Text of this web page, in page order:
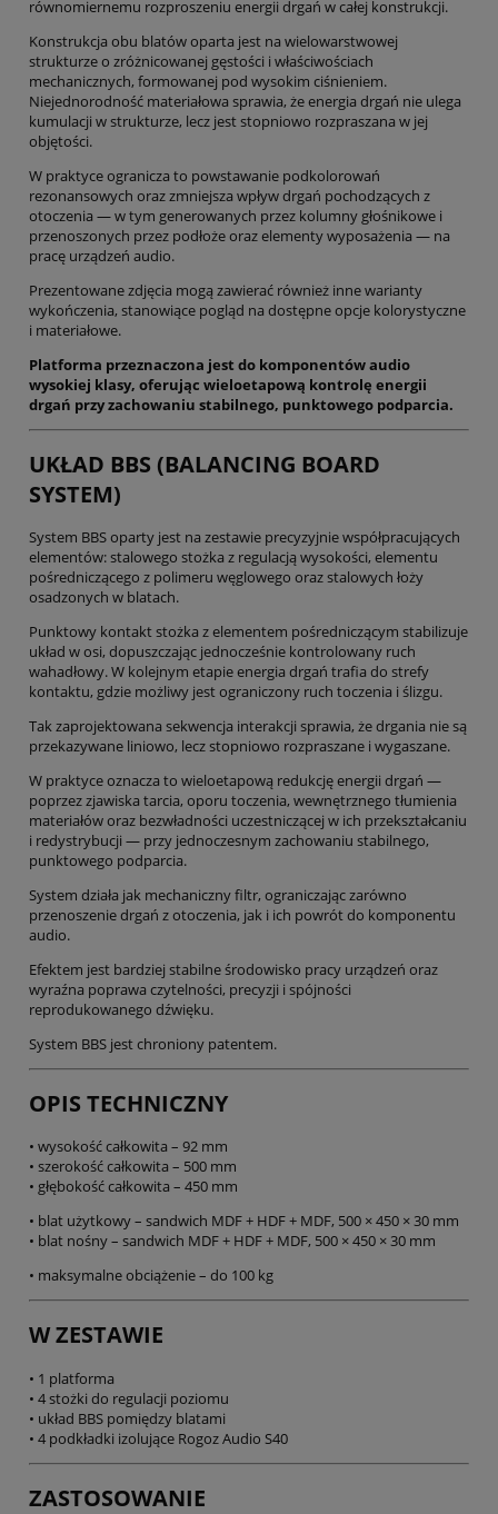
równomiernemu rozproszeniu energii drgań w całej konstrukcji.
Konstrukcja obu blatów oparta jest na wielowarstwowej
strukturze o zróżnicowanej gęstości i właściwościach
mechanicznych, formowanej pod wysokim ciśnieniem.
Niejednorodność materiałowa sprawia, że energia drgań nie ulega
kumulacji w strukturze, lecz jest stopniowo rozpraszana w jej
objętości.
W praktyce ogranicza to powstawanie podkolorowań
rezonansowych oraz zmniejsza wpływ drgań pochodzących z
otoczenia — w tym generowanych przez kolumny głośnikowe i
przenoszonych przez podłoże oraz elementy wyposażenia — na
pracę urządzeń audio.
Prezentowane zdjęcia mogą zawierać również inne warianty
wykończenia, stanowiące pogląd na dostępne opcje kolorystyczne
i materiałowe.
Platforma przeznaczona jest do komponentów audio
wysokiej klasy, oferując wieloetapową kontrolę energii
drgań przy zachowaniu stabilnego, punktowego podparcia.
UKŁAD BBS (BALANCING BOARD
SYSTEM)
System BBS oparty jest na zestawie precyzyjnie współpracujących
elementów: stalowego stożka z regulacją wysokości, elementu
pośredniczącego z polimeru węglowego oraz stalowych łoży
osadzonych w blatach.
Punktowy kontakt stożka z elementem pośredniczącym stabilizuje
układ w osi, dopuszczając jednocześnie kontrolowany ruch
wahadłowy. W kolejnym etapie energia drgań trafia do strefy
kontaktu, gdzie możliwy jest ograniczony ruch toczenia i ślizgu.
Tak zaprojektowana sekwencja interakcji sprawia, że drgania nie są
przekazywane liniowo, lecz stopniowo rozpraszane i wygaszane.
W praktyce oznacza to wieloetapową redukcję energii drgań —
poprzez zjawiska tarcia, oporu toczenia, wewnętrznego tłumienia
materiałów oraz bezwładności uczestniczącej w ich przekształcaniu
i redystrybucji — przy jednoczesnym zachowaniu stabilnego,
punktowego podparcia.
System działa jak mechaniczny filtr, ograniczając zarówno
przenoszenie drgań z otoczenia, jak i ich powrót do komponentu
audio.
Efektem jest bardziej stabilne środowisko pracy urządzeń oraz
wyraźna poprawa czytelności, precyzji i spójności
reprodukowanego dźwięku.
System BBS jest chroniony patentem.
OPIS TECHNICZNY
• wysokość całkowita – 92 mm
• szerokość całkowita – 500 mm
• głębokość całkowita – 450 mm
• blat użytkowy – sandwich MDF + HDF + MDF, 500 × 450 × 30 mm
• blat nośny – sandwich MDF + HDF + MDF, 500 × 450 × 30 mm
• maksymalne obciążenie – do 100 kg
W ZESTAWIE
• 1 platforma
• 4 stożki do regulacji poziomu
• układ BBS pomiędzy blatami
• 4 podkładki izolujące Rogoz Audio S40
ZASTOSOWANIE